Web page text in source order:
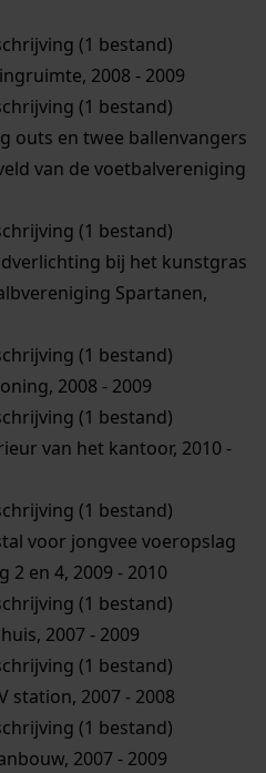
(1 bestand)
2008 - 2009
(1 bestand)
outs en twee ballenvangers
van de voetbalvereniging
(1 bestand)
bij het kunstgras
Spartanen,
(1 bestand)
2008 - 2009
(1 bestand)
van het kantoor, 2010 -
(1 bestand)
voor jongvee voeropslag
2 en 4, 2009 - 2010
(1 bestand)
2007 - 2009
(1 bestand)
station, 2007 - 2008
(1 bestand)
2007 - 2009